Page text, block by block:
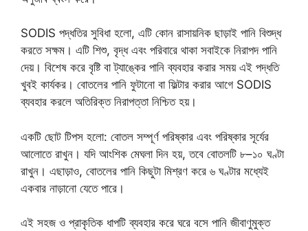
SODIS পদ্ধতির সুবিধা হলো, এটি কোন রাসায়নিক ছাড়াই পানি বিশুদ্ধ
করতে সক্ষম। এটি শিশু, বৃদ্ধ এবং পরিবারে থাকা সবাইকে নিরাপদ পানি
দেয়। বিশেষ করে বৃষ্টি বা ট্যাঙ্কের পানি ব্যবহার করার সময় এই পদ্ধতি
খুবই কার্যকর। বোতলের পানি ফুটানো বা ফিল্টার করার আগে SODIS
ব্যবহার করলে অতিরিক্ত নিরাপত্তা নিশ্চিত হয়।
একটি ছোট টিপস হলো: বোতল সম্পূর্ণ পরিষ্কার এবং পরিষ্কার সূর্যের
আলোতে রাখুন। যদি আংশিক মেঘলা দিন হয়, তবে বোতলটি ৮–১০ ঘণ্টা
রাখুন। এছাড়াও, বোতলের পানি কিছুটা মিশ্রণ করে ৬ ঘণ্টার মধ্যেই
একবার নাড়ানো যেতে পারে।
এই সহজ ও প্রাকৃতিক ধাপটি ব্যবহার করে ঘরে বসে পানি জীবাণুমুক্ত